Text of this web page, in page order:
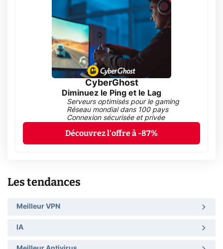
CyberGhost
Diminuez le Ping et le Lag
Serveurs optimisés pour le gaming
Réseau mondial dans 100 pays
Connexion sécurisée et privée
Découvrez l'offre à -87%
Les tendances
Meilleur VPN
IA